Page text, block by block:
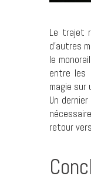
Le trajet
d’autres
le
entre les
magie sur
Un
retour